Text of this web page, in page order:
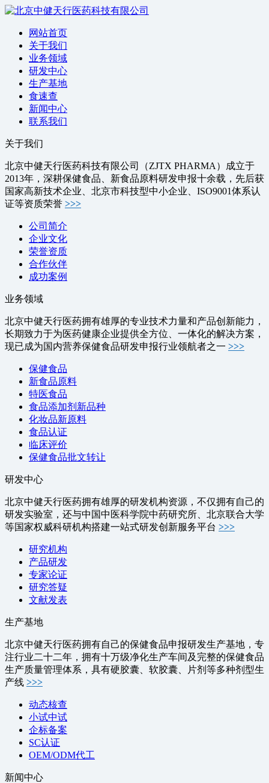
网站首页
关于我们
业务领域
研发中心
生产基地
食速查
新闻中心
联系我们
关于我们
北京中健天行医药科技有限公司（ZJTX PHARMA）成立于
2013年，深耕保健食品、新食品原料研发申报十余载，先后获
国家高新技术企业、北京市科技型中小企业、ISO9001体系认
证等资质荣誉 >>>
公司简介
企业文化
荣誉资质
合作伙伴
成功案例
业务领域
北京中健天行医药拥有雄厚的专业技术力量和产品创新能力，
长期致力于为医药健康企业提供全方位、一体化的解决方案，
现已成为国内营养保健食品研发申报行业领航者之一 >>>
保健食品
新食品原料
特医食品
食品添加剂新品种
化妆品新原料
食品认证
临床评价
保健食品批文转让
研发中心
北京中健天行医药拥有雄厚的研发机构资源，不仅拥有自己的
研发实验室，还与中国中医科学院中药研究所、北京联合大学
等国家权威科研机构搭建一站式研发创新服务平台 >>>
研究机构
产品研发
专家论证
研究答疑
文献发表
生产基地
北京中健天行医药拥有自己的保健食品申报研发生产基地，专
注行业二十二年，拥有十万级净化生产车间及完整的保健食品
生产质量管理体系，具有硬胶囊、软胶囊、片剂等多种剂型生
产线 >>>
动态核查
小试中试
企标备案
SC认证
OEM/ODM代工
新闻中心